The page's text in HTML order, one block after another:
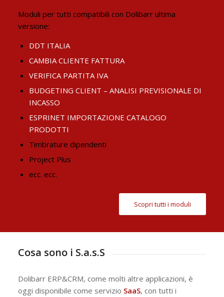
Moduli per tutti compatibili con Dolibarr ultima
versione:
DDT ITALIA
CAMBIA CLIENTE FATTURA
VERIFICA PARTITA IVA
BUDGETING CLIENT – ANALISI PREVISIONALE DI
INCASSO
ESPRINET IMPORTAZIONE CATALOGO
PRODOTTI
Timbrature dipendenti
Project Plus
ecc. ecc.
Scopri tutti i moduli
Cosa sono i S.a.s.S
Dolibarr ERP&CRM, come molti altre applicazioni, è
oggi disponibile come servizio SaaS, con tutti i